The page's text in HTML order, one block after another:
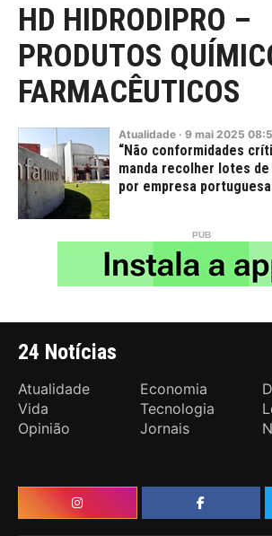
HD HIDRODIPRO –
PRODUTOS
FARMACÊUTICOS
Atualidade · 9 mai 2025
“Não conformidades
manda recolher lotes
por empresa
24 Notícias
Atualidade Economia
Vida
Tecnologia
Opinião
Jornais